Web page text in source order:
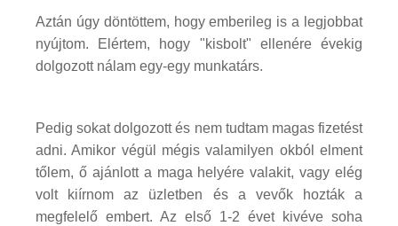
Aztán úgy döntöttem, hogy emberileg is a legjobbat
nyújtom. Elértem, hogy "kisbolt" ellenére évekig
dolgozott nálam egy-egy munkatárs.
Pedig sokat dolgozott és nem tudtam magas fizetést
adni. Amikor végül mégis valamilyen okból elment
tőlem, ő ajánlott a maga helyére valakit, vagy elég
volt kiírnom az üzletben és a vevők hozták a
megfelelő embert. Az első 1-2 évet kivéve soha